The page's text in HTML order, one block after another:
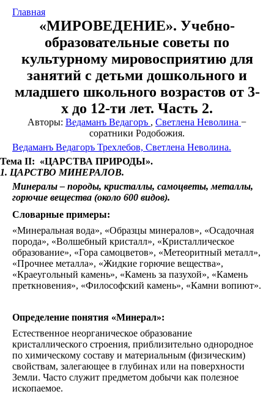
Йога
и
на
Главная
«МИРОВЕДЕНИЕ». Учебно-
образовательные советы по
культурному мировосприятию для
занятий с детьми дошкольного и
младшего школьного возрастов от 3-
х до 12-ти лет. Часть 2.
Авторы: Ведаманъ Ведагоръ , Светлена Неволина −
соратники Родобожия.
Ведаманъ Ведагоръ Трехлебов, Светлена Неволина.
Тема II: «ЦАРСТВА ПРИРОДЫ».
1. ЦАРСТВО МИНЕРАЛОВ.
Минералы – породы, кристаллы, самоцветы, металлы,
горючие вещества (около 600 видов).
Словарные примеры:
«Минеральная вода», «Образцы минералов», «Осадочная
порода», «Волшебный кристалл», «Кристаллическое
образование», «Гора самоцветов», «Метеоритный металл»,
«Прочнее металла», «Жидкие горючие вещества»,
«Краеугольный камень», «Камень за пазухой», «Камень
преткновения», «Философский камень», «Камни вопиют».
Определение понятия «Минерал»:
Естественное неорганическое образование
кристаллического строения, приблизительно однородное
по химическому составу и материальным (физическим)
свойствам, залегающее в глубинах или на поверхности
Земли. Часто служит предметом добычи как полезное
ископаемое.